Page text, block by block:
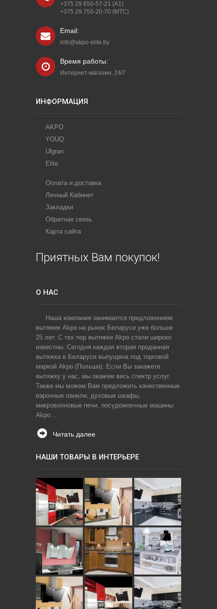
+375 29 650-57-21 (A1)
+375 29 750-20-70 (МТС)
Email:
info@akpo-elite.by
Время работы:
Интернет-магазин, 24/7
ИНФОРМАЦИЯ
AKPO
YOUQ
Ulgran
Elite
Оплата и доставка
Личный Кабинет
Закладки
Обратная связь
Карта сайта
Приятных Вам покупок!
О НАС
Наша компания занимается предложением
вытяжек Akpo на рынок Беларуси уже больше
25 лет. С тех пор вытяжки Akpo стали широко
известны. Сегодня каждая вторая проданная
вытяжка в Беларуси выпущена под торговой
маркой Akpo (Польша). Если Вы закажете
вытяжку у нас, мы окажем весь спектр услуг.
Также мы можем Вам предложить качественные
варочные панели, духовые шкафы,
микроволновые печи, посудомоечные машины
Akpo...
Читать далее
НАШИ ТОВАРЫ В ИНТЕРЬЕРЕ